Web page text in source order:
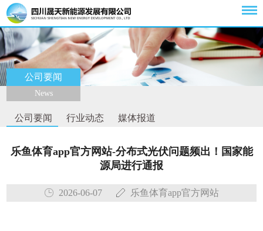
公司要闻
News
公司要闻 行业动态 媒体报道
乐鱼体育app官方网站-分布式光伏问题频出！国家能
源局进行通报
2026-06-07 乐鱼体育app官方网站